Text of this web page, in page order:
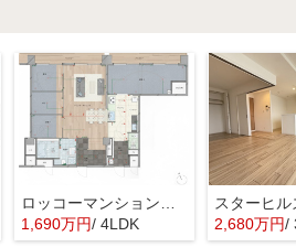
1,690万円/ 4LDK
スターヒ
2,680万円/